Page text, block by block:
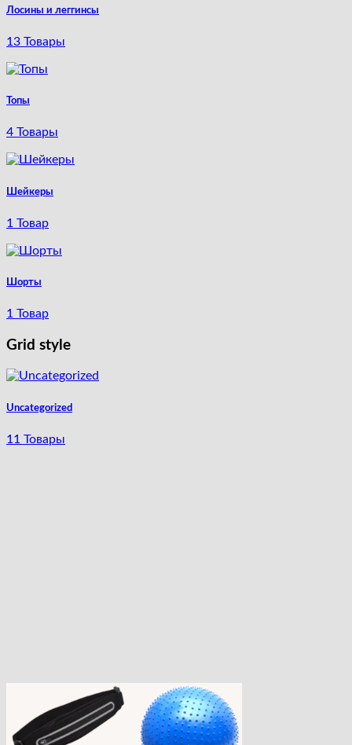
Лосины и леггинсы
13 Товары
Топы
4 Товары
Шейкеры
1 Товар
Шорты
1 Товар
Grid style
Uncategorized
11 Товары